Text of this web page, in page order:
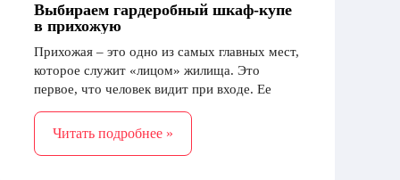
Выбираем гардеробный шкаф-купе
в прихожую
Прихожая – это одно из самых главных мест,
которое служит «лицом» жилища. Это
первое, что человек видит при входе. Ее
благоустройство очень важно – сюда
требуется правильный подбор мебели
Читать подробнее »